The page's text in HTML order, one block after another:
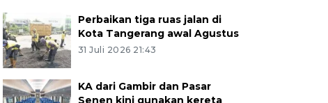
Perbaikan tiga ruas jalan di
Kota Tangerang awal Agustus
31 Juli 2026 21:43
KA dari Gambir dan Pasar
Senen kini gunakan kereta